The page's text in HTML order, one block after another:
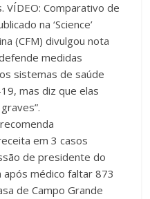
Comparativo de
na ‘Science’
(CFM) divulgou nota
medidas
sistemas de saúde
mas diz que elas
em 3 casos
de presidente do
após médico faltar 873
de Campo Grande